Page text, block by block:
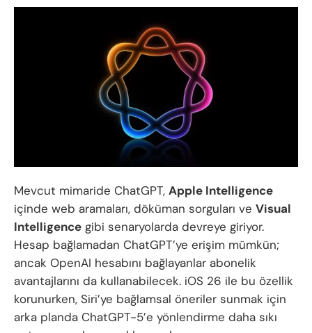
Mevcut mimaride ChatGPT, Apple Intelligence
içinde web aramaları, döküman sorguları ve Visual
Intelligence gibi senaryolarda devreye giriyor.
Hesap bağlamadan ChatGPT’ye erişim mümkün;
ancak OpenAI hesabını bağlayanlar abonelik
avantajlarını da kullanabilecek. iOS 26 ile bu özellik
korunurken, Siri’ye bağlamsal öneriler sunmak için
arka planda ChatGPT-5’e yönlendirme daha sıkı